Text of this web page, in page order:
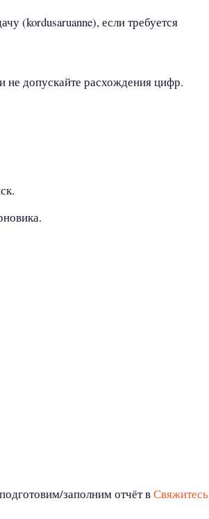
(kordusaruanne), если требуется
не допускайте расхождения цифр.
заполним отчёт вСвяжитесь